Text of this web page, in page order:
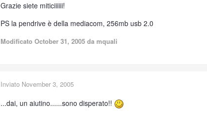
Grazie siete miticiiiiii!
PS la pendrive è della mediacom, 256mb usb 2.0
Modificato October 31, 2005 da mquali
Inviato November 3, 2005
...dai, un aiutino......sono disperato!!